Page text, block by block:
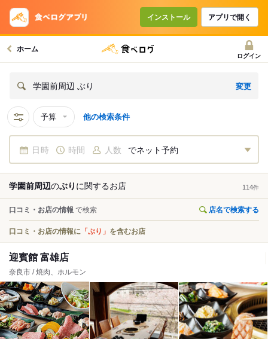
インストール アプリで開く
ホーム
ログイン
学園前周辺 ぶり 変更
予算 他の検索条件
日時 時間 人数 でネット予約
学園前周辺のぶり に関するお店 114件
口コミ・お店の情報 で検索 店名で検索する
口コミ・お店の情報に 「ぶり」 を含むお店
迎賓館 富雄店
奈良市 / 焼肉、ホルモン